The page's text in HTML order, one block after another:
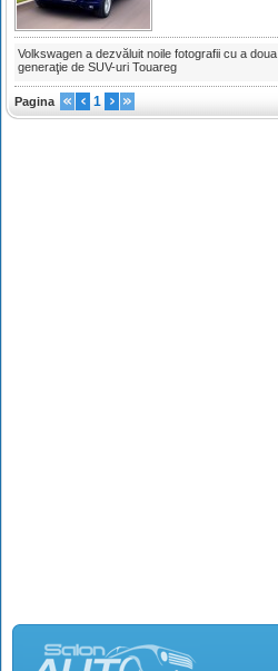
Volkswagen a dezvăluit noile fotografii cu a doua
generaţie de SUV-uri Touareg
Pagina 1